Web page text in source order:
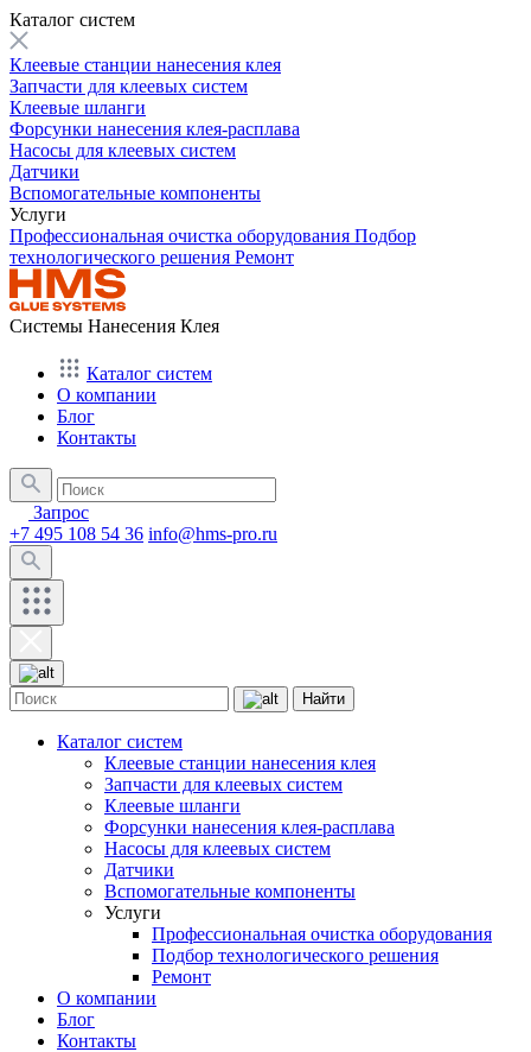
Каталог систем
Клеевые станции нанесения клея
Запчасти для клеевых систем
Клеевые шланги
Форсунки нанесения клея-расплава
Насосы для клеевых систем
Датчики
Вспомогательные компоненты
Услуги
Профессиональная очистка оборудования Подбор
технологического решения Ремонт
Системы Нанесения Клея
Каталог систем
О компании
Блог
Контакты
Запрос
+7 495 108 54 36 info@hms-pro.ru
Найти
Каталог систем
Клеевые станции нанесения клея
Запчасти для клеевых систем
Клеевые шланги
Форсунки нанесения клея-расплава
Насосы для клеевых систем
Датчики
Вспомогательные компоненты
Услуги
Профессиональная очистка оборудования
Подбор технологического решения
Ремонт
О компании
Блог
Контакты